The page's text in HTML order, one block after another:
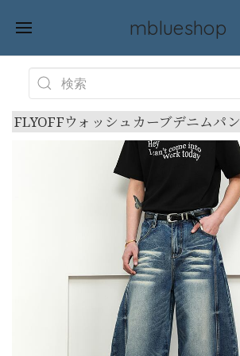
mblueshop
FLYOFFウォッシュカーブデニムパ